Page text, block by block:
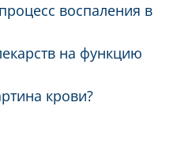
воспаления в
на функцию
крови?